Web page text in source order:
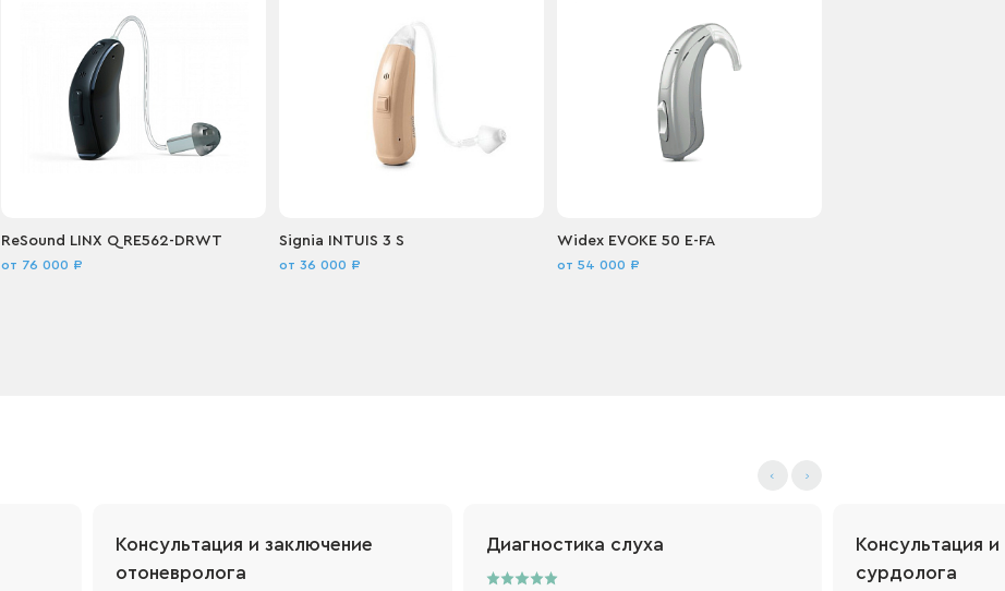
ReSound LINX Q RE562-DRWT
от 76 000 ₽
Signia INTUIS 3 S
от 36 000 ₽
Widex EVOKE 50 E-FA
от 54 000 ₽
Консультация и заключение
отоневролога
Диагностика слуха
Консультация
сурдолога